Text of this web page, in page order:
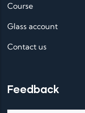
Course
Glass account
Contact us
Feedback